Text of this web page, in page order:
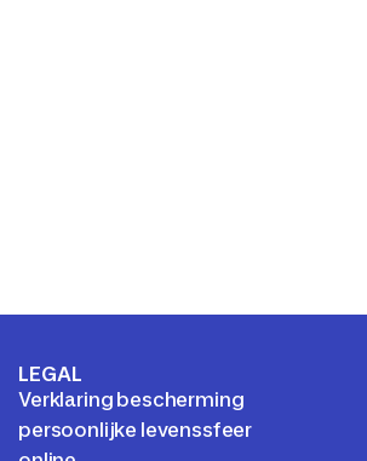
LEGAL
Verklaring bescherming
persoonlijke levenssfeer